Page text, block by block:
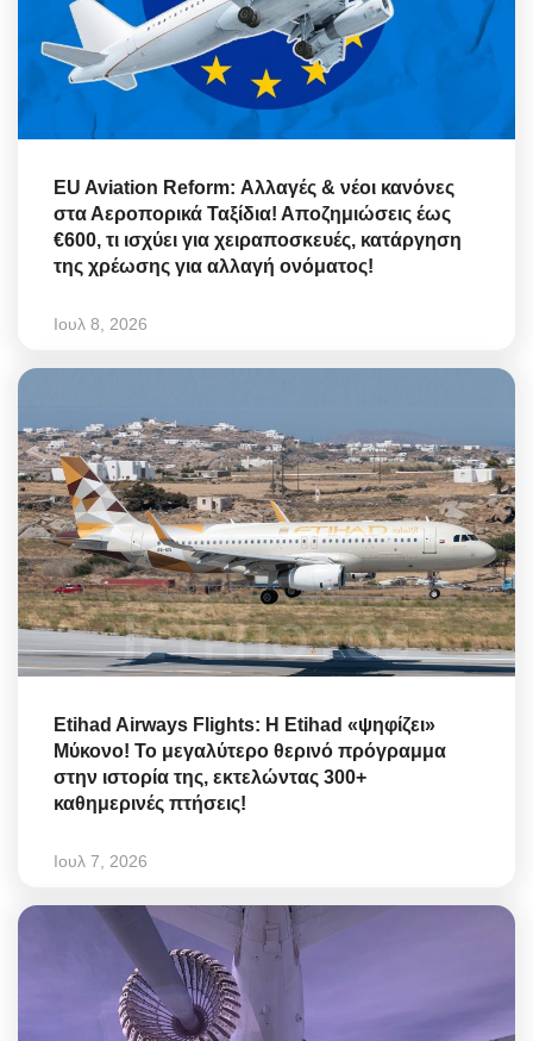
EU Aviation Reform: Αλλαγές & νέοι κανόνες
στα Αεροπορικά Ταξίδια! Αποζημιώσεις έως
€600, τι ισχύει για χειραποσκευές, κατάργηση
της χρέωσης για αλλαγή ονόματος!
Ιουλ 8, 2026
Etihad Airways Flights: Η Etihad «ψηφίζει»
Μύκονο! Το μεγαλύτερο θερινό πρόγραμμα
στην ιστορία της, εκτελώντας 300+
καθημερινές πτήσεις!
Ιουλ 7, 2026